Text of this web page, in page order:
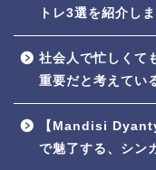
トレ3選を紹介しま
社会人で忙しくて
重要だと考えてい
【Mandisi
で魅了する、シン